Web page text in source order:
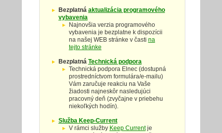
Bezplatná aktualizácia programového
vybavenia
Najnovšia verzia programového
vybavenia je bezplatne k dispozícii
na našej WEB stránke v časti na
tejto stránke
Bezplatná Technická podpora
Technická podpora Elnec (dostupná
prostredníctvom formulára/e-mailu)
Vám zaručuje reakciu na Vaše
žiadosti najneskôr nasledujúci
pracovný deň (zvyčajne v priebehu
niekoľkých hodín).
Služba Keep-Current
V rámci služby Keep Currentje